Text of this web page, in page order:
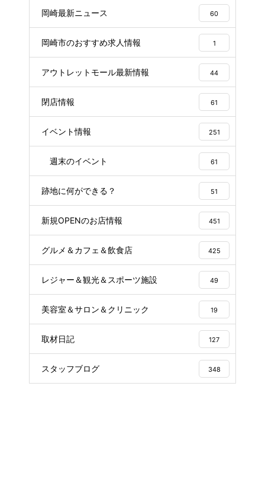
岡崎最新ニュース 60
岡崎市のおすすめ求人情報 1
アウトレットモール最新情報 44
閉店情報 61
イベント情報 251
週末のイベント 61
跡地に何ができる？ 51
新規OPENのお店情報 451
グルメ＆カフェ＆飲食店 425
レジャー＆観光＆スポーツ施設 49
美容室＆サロン＆クリニック 19
取材日記 127
スタッフブログ 348